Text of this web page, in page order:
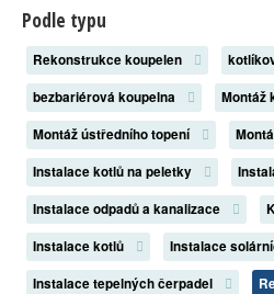
Podle typu
Rekonstrukce koupelen
bezbariérová koupelna
Montáž
Montáž ústředního topení
Instalace kotlů na peletky
Instalace odpadů a kanalizace
Instalace kotlů
Instalace
Instalace tepelných čerpadel